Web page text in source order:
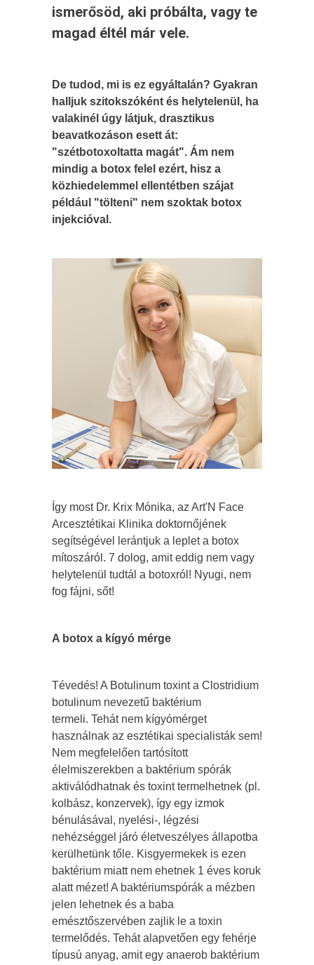
ismerősöd, aki próbálta, vagy te
magad éltél már vele.
De tudod, mi is ez egyáltalán? Gyakran
halljuk szitokszóként és helytelenül, ha
valakinél úgy látjuk, drasztikus
beavatkozáson esett át:
"szétbotoxoltatta magát". Ám nem
mindig a botox felel ezért, hisz a
közhiedelemmel ellentétben szájat
például "tölteni" nem szoktak botox
injekcióval.
Így most Dr. Krix Mónika, az Art'N Face
Arcesztétikai Klinika doktornőjének
segítségével lerántjuk a leplet a botox
mítoszáról. 7 dolog, amit eddig nem vagy
helytelenül tudtál a botoxról! Nyugi, nem
fog fájni, sőt!
A botox a kígyó mérge
Tévedés! A Botulinum toxint a Clostridium
botulinum nevezetű baktérium
termeli. Tehát nem kígyómérget
használnak az esztétikai specialisták sem!
Nem megfelelően tartósított
élelmiszerekben a baktérium spórák
aktiválódhatnak és toxint termelhetnek (pl.
kolbász, konzervek), így egy izmok
bénulásával, nyelési-, légzési
nehézséggel járó életveszélyes állapotba
kerülhetünk tőle. Kisgyermekek is ezen
baktérium miatt nem ehetnek 1 éves koruk
alatt mézet! A baktériumspórák a mézben
jelen lehetnek és a baba
emésztőszervében zajlik le a toxin
termelődés. Tehát alapvetően egy fehérje
típusú anyag, amit egy anaerob baktérium